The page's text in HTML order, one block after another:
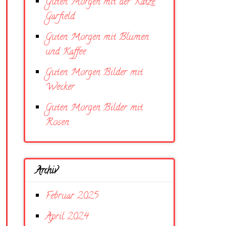
Garfield
Guten Morgen mit Blumen
und Kaffee
Guten Morgen Bilder mit
Wecker
Guten Morgen Bilder mit
Rosen
Archiv
Februar 2025
April 2024